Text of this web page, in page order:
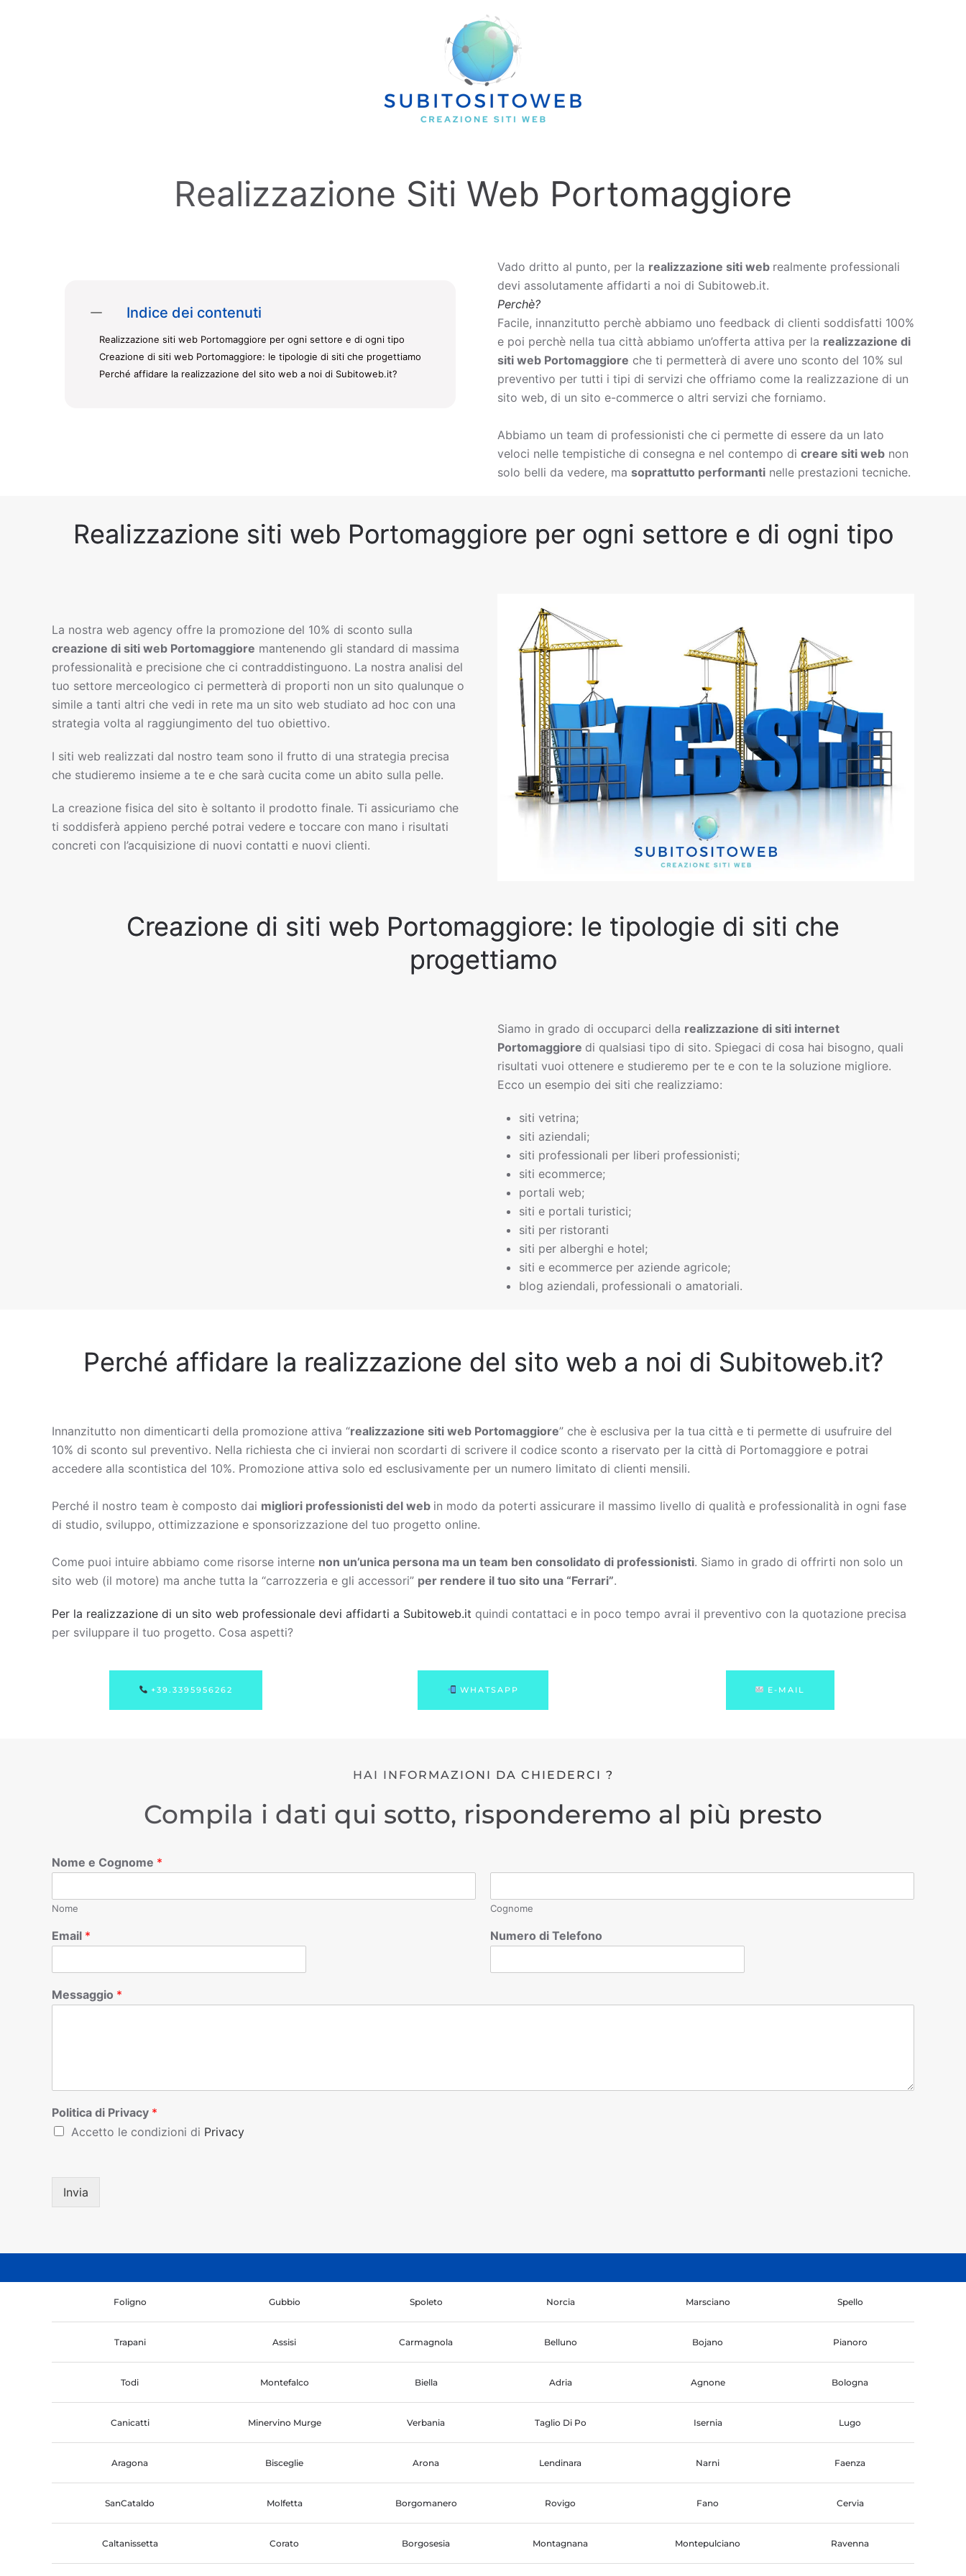
Realizzazione Siti Web Portomaggiore
Indice dei contenuti
Realizzazione siti web Portomaggiore per ogni settore e di ogni tipo
Creazione di siti web Portomaggiore: le tipologie di siti che progettiamo
Perché affidare la realizzazione del sito web a noi di Subitoweb.it?
Vado dritto al punto, per la realizzazione siti web realmente professionali
devi assolutamente affidarti a noi di Subitoweb.it.
Perchè?
Facile, innanzitutto perchè abbiamo uno feedback di clienti soddisfatti 100%
e poi perchè nella tua città abbiamo un’offerta attiva per la realizzazione di
siti web Portomaggiore che ti permetterà di avere uno sconto del 10% sul
preventivo per tutti i tipi di servizi che offriamo come la realizzazione di un
sito web, di un sito e-commerce o altri servizi che forniamo.
Abbiamo un team di professionisti che ci permette di essere da un lato
veloci nelle tempistiche di consegna e nel contempo di creare siti web non
solo belli da vedere, ma soprattutto performanti nelle prestazioni tecniche.
Realizzazione siti web Portomaggiore per ogni settore e di ogni tipo
La nostra web agency offre la promozione del 10% di sconto sulla
creazione di siti web Portomaggiore mantenendo gli standard di massima
professionalità e precisione che ci contraddistinguono. La nostra analisi del
tuo settore merceologico ci permetterà di proporti non un sito qualunque o
simile a tanti altri che vedi in rete ma un sito web studiato ad hoc con una
strategia volta al raggiungimento del tuo obiettivo.
I siti web realizzati dal nostro team sono il frutto di una strategia precisa
che studieremo insieme a te e che sarà cucita come un abito sulla pelle.
La creazione fisica del sito è soltanto il prodotto finale. Ti assicuriamo che
ti soddisferà appieno perché potrai vedere e toccare con mano i risultati
concreti con l’acquisizione di nuovi contatti e nuovi clienti.
Creazione di siti web Portomaggiore: le tipologie di siti che
progettiamo
Siamo in grado di occuparci della realizzazione di siti internet
Portomaggiore di qualsiasi tipo di sito. Spiegaci di cosa hai bisogno, quali
risultati vuoi ottenere e studieremo per te e con te la soluzione migliore.
Ecco un esempio dei siti che realizziamo:
siti vetrina;
siti aziendali;
siti professionali per liberi professionisti;
siti ecommerce;
portali web;
siti e portali turistici;
siti per ristoranti
siti per alberghi e hotel;
siti e ecommerce per aziende agricole;
blog aziendali, professionali o amatoriali.
Perché affidare la realizzazione del sito web a noi di Subitoweb.it?
Innanzitutto non dimenticarti della promozione attiva “realizzazione siti web Portomaggiore” che è esclusiva per la tua città e ti permette di usufruire del
10% di sconto sul preventivo. Nella richiesta che ci invierai non scordarti di scrivere il codice sconto a riservato per la città di Portomaggiore e potrai
accedere alla scontistica del 10%. Promozione attiva solo ed esclusivamente per un numero limitato di clienti mensili.
Perché il nostro team è composto dai migliori professionisti del web in modo da poterti assicurare il massimo livello di qualità e professionalità in ogni fase
di studio, sviluppo, ottimizzazione e sponsorizzazione del tuo progetto online.
Come puoi intuire abbiamo come risorse interne non un’unica persona ma un team ben consolidato di professionisti. Siamo in grado di offrirti non solo un
sito web (il motore) ma anche tutta la “carrozzeria e gli accessori” per rendere il tuo sito una “Ferrari”.
Per la realizzazione di un sito web professionale devi affidarti a Subitoweb.it quindi contattaci e in poco tempo avrai il preventivo con la quotazione precisa
per sviluppare il tuo progetto. Cosa aspetti?
+39.3395956262 WHATSAPP E-MAIL
HAI INFORMAZIONI DA CHIEDERCI ?
Compila i dati qui sotto, risponderemo al più presto
Nome e Cognome *
Nome Cognome
Email * Numero di Telefono
Messaggio *
Politica di Privacy *
Accetto le condizioni di Privacy
Invia
Foligno Gubbio Spoleto Norcia Marsciano Spello
Trapani Assisi Carmagnola Belluno Bojano Pianoro
Todi Montefalco Biella Adria Agnone Bologna
Canicatti Minervino Murge Verbania Taglio Di Po Isernia Lugo
Aragona Bisceglie Arona Lendinara Narni Faenza
SanCataldo Molfetta Borgomanero Rovigo Fano Cervia
Caltanissetta Corato Borgosesia Montagnana Montepulciano Ravenna